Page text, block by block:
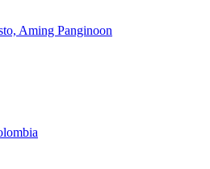
Aming Panginoon